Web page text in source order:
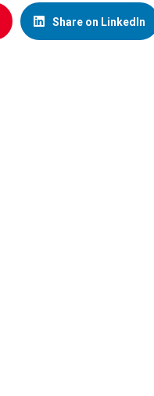
Share on LinkedIn